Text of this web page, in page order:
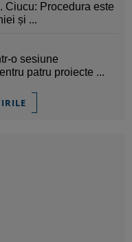
Ciucu: Procedura este
și ...
o sesiune
patru proiecte ...